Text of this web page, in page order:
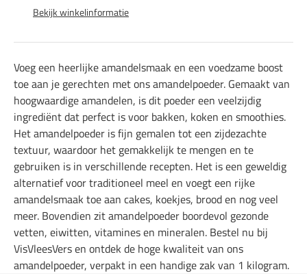
Bekijk winkelinformatie
Voeg een heerlijke amandelsmaak en een voedzame boost
toe aan je gerechten met ons amandelpoeder. Gemaakt van
hoogwaardige amandelen, is dit poeder een veelzijdig
ingrediënt dat perfect is voor bakken, koken en smoothies.
Het amandelpoeder is fijn gemalen tot een zijdezachte
textuur, waardoor het gemakkelijk te mengen en te
gebruiken is in verschillende recepten. Het is een geweldig
alternatief voor traditioneel meel en voegt een rijke
amandelsmaak toe aan cakes, koekjes, brood en nog veel
meer. Bovendien zit amandelpoeder boordevol gezonde
vetten, eiwitten, vitamines en mineralen. Bestel nu bij
VisVleesVers en ontdek de hoge kwaliteit van ons
amandelpoeder, verpakt in een handige zak van 1 kilogram.